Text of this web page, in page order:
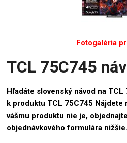
Fotogaléria
TCL 75C745
Hľadáte slovenský návod na TCL
k produktu TCL 75C745 Nájdete
vášmu produktu nie je,
objednávkového formulára nižšie.